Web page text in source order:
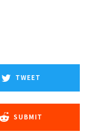
TWEET
SUBMIT